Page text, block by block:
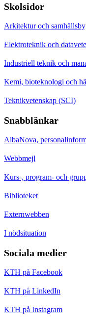
Skolsidor
Arkitektur och
Elektroteknik och
Industriell teknik och
Kemi, bioteknologi och
Teknikvetenskap (SCI)
Snabblänkar
AlbaNova,
Webbmejl
Kurs-, program- och
Biblioteket
Externwebben
I nödsituation
Sociala medier
KTH på Facebook
KTH på LinkedIn
KTH på Instagram